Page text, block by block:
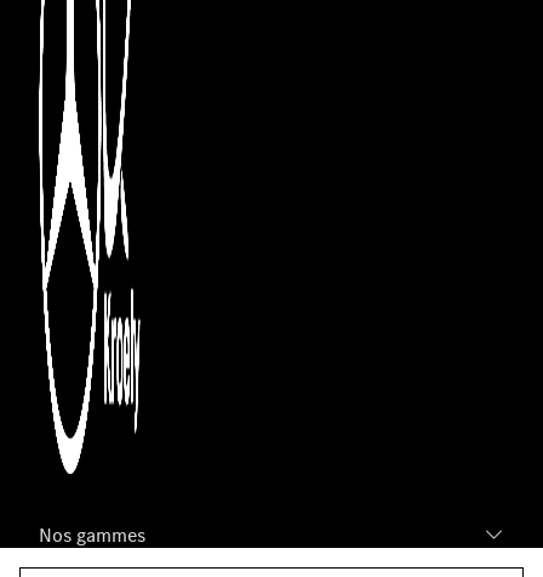
Nos gammes